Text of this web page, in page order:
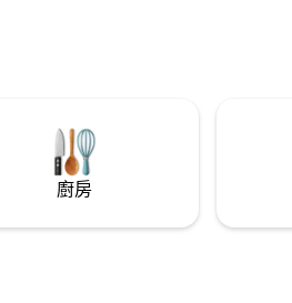
利。 步行即可到达周末夜市、契迪
清迈门市场， 在这里，您可体验宁
木老宅与古城的生活气息。
廚房